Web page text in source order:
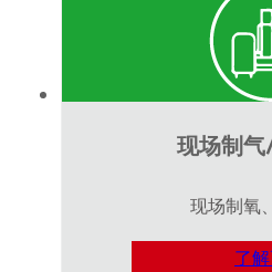
现场制
现场制氧
了